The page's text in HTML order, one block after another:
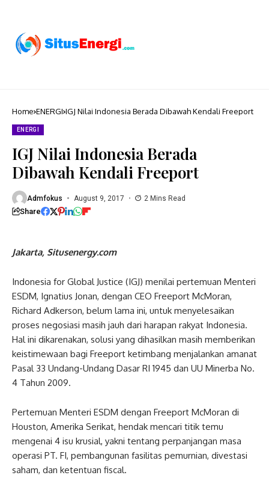
Home ENERGI IGJ Nilai Indonesia Berada Dibawah Kendali Freeport
ENERGI
IGJ Nilai Indonesia Berada
Dibawah Kendali Freeport
Admfokus August 9, 2017 2 Mins Read
Share
Jakarta, Situsenergy.com
Indonesia for Global Justice (IGJ) menilai pertemuan Menteri
ESDM, Ignatius Jonan, dengan CEO Freeport McMoran,
Richard Adkerson, belum lama ini, untuk menyelesaikan
proses negosiasi masih jauh dari harapan rakyat Indonesia.
Hal ini dikarenakan, solusi yang dihasilkan masih memberikan
keistimewaan bagi Freeport ketimbang menjalankan amanat
Pasal 33 Undang-Undang Dasar RI 1945 dan UU Minerba No.
4 Tahun 2009.
Pertemuan Menteri ESDM dengan Freeport McMoran di
Houston, Amerika Serikat, hendak mencari titik temu
mengenai 4 isu krusial, yakni tentang perpanjangan masa
operasi PT. FI, pembangunan fasilitas pemurnian, divestasi
saham, dan ketentuan fiscal.